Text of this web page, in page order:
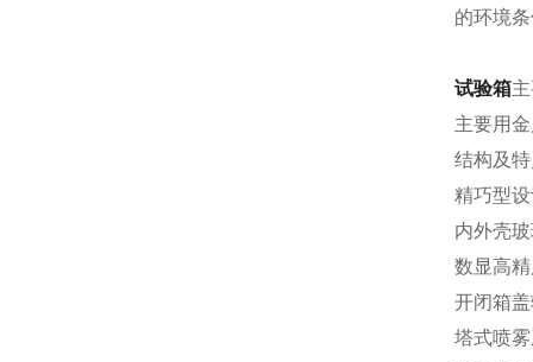
的环境
试验箱
主要用
结构及
精巧型
内外壳
数显高
开闭箱
塔式喷